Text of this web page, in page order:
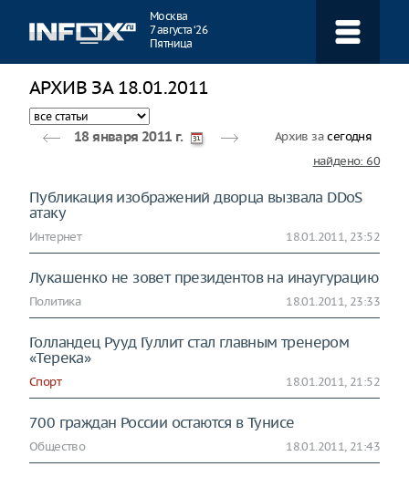
Москва
7 августа ‘26
Пятница
АРХИВ ЗА 18.01.2011
18 января 2011 г. Архив засегодня
найдено: 60
Публикация изображений дворца вызвала DDoS
атаку
Интернет 18.01.2011, 23:52
Лукашенко не зовет президентов на инаугурацию
Политика 18.01.2011, 23:33
Голландец Рууд Гуллит стал главным тренером
«Терека»
Спорт 18.01.2011, 21:52
700 граждан России остаются в Тунисе
Общество 18.01.2011, 21:43